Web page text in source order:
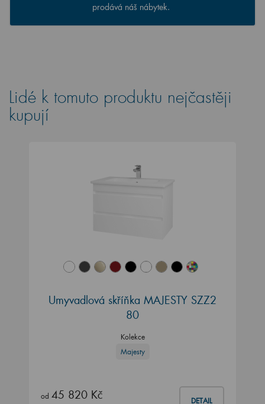
prodává náš nábytek.
Lidé k tomuto produktu nejčastěji
kupují
Umyvadlová skříňka MAJESTY SZZ2
80
Kolekce
Majesty
od 45 820 Kč DETAIL